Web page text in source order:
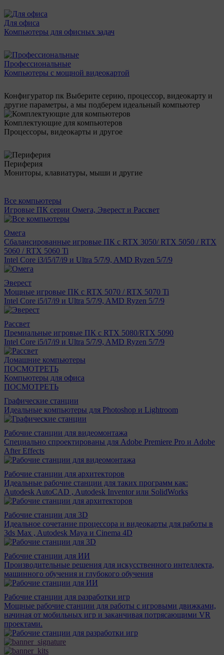
Для офиса
Компьютеры для офисных задач
Профессиональные
Компьютеры с мощной видеокартой
Конфигуратор пк Выберите серию, процессор, видеокарту и
другие параметры, а мы подберем идеальный компьютер
Комплектующие для компьютеров
Процессоры, видеокарты и другое
Периферия
Мониторы, клавиатуры, мыши и другие
Все компьютеры
Игровые ПК серии Омега, Эверест и Рассвет
Омега
Сбалансированные игровые ПК с RTX 3050/ RTX 5050 / RTX
5060 / RTX 5060 Ti
Intel Core i3/i5/i7/i9 и Ultra 5/7/9, AMD Ryzen 5/7/9
Эверест
Мощные игровые ПК с RTX 5070 / RTX 5070 Ti
Intel Core i5/i7/i9 и Ultra 5/7/9, AMD Ryzen 5/7/9
Рассвет
Премиальные игровые ПК с RTX 5080/RTX 5090
Intel Core i5/i7/i9 и Ultra 5/7/9, AMD Ryzen 5/7/9
Домашние компьютеры
ПОСМОТРЕТЬ
Компьютеры для офиса
ПОСМОТРЕТЬ
Графические станции
Идеальные компьютеры для Photoshop и Lightroom
Рабочие станции для видеомонтажа
Специально спроектированы для Adobe Premiere Pro и Adobe
After Effects
Рабочие станции для архитекторов
Идеальные рабочие станции для таких программ как:
Autodesk AutoCAD , Autodesk Inventor или SolidWorks
Рабочие станции для 3D
Идеальное сочетание процессора и видеокарты для работы в
3ds Max , Autodesk Maya и Cinema 4D
Рабочие станции для ИИ
Производительные решения для искусственного интеллекта,
машинного обучения и глубокого обучения
Рабочие станции для разработки игр
Мощные рабочие станции для работы с игровыми движками,
начиная от мобильных игр и заканчивая потрясающими VR
проектами.